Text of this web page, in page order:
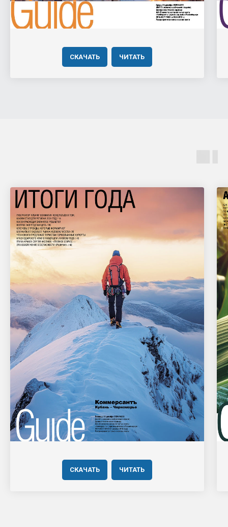
СКАЧАТЬ ЧИТАТЬ
СКАЧАТЬ ЧИТАТЬ